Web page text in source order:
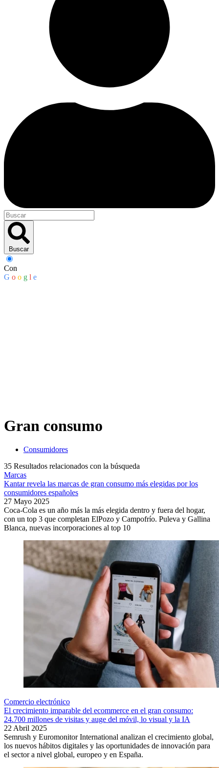
Buscar
Con
G o o g l e
Gran consumo
Consumidores
35 Resultados relacionados con la búsqueda
Marcas
Kantar revela las marcas de gran consumo más elegidas por los
consumidores españoles
27 Mayo 2025
Coca-Cola es un año más la más elegida dentro y fuera del hogar,
con un top 3 que completan ElPozo y Campofrío. Puleva y Gallina
Blanca, nuevas incorporaciones al top 10
Comercio electrónico
El crecimiento imparable del ecommerce en el gran consumo:
24.700 millones de visitas y auge del móvil, lo visual y la IA
22 Abril 2025
Semrush y Euromonitor International analizan el crecimiento global,
los nuevos hábitos digitales y las oportunidades de innovación para
el sector a nivel global, europeo y en España.